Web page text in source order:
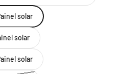
solar
solar
solar